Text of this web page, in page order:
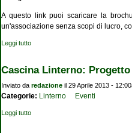
A questo link puoi scaricare la
un'associazione senza scopi di lucro,
Leggi tutto
Cascina Linterno:
Inviato da redazione il 29 Aprile 2013 -
Categorie: Linterno Eventi
Leggi tutto